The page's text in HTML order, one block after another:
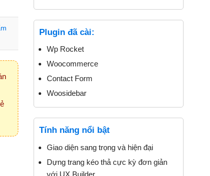
Plugin đã cài:
Wp Rocket
Woocommerce
Contact Form
Woosidebar
Tính năng nổi bật
Giao diện sang trọng và hiện đại
Dựng trang kéo thả cực kỳ đơn giản
với UX Builder